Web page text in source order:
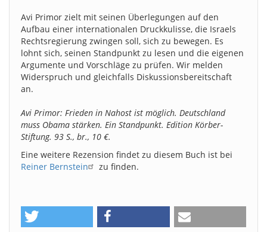
Avi Primor zielt mit seinen Überlegungen auf den
Aufbau einer internationalen Druckkulisse, die Israels
Rechtsregierung zwingen soll, sich zu bewegen. Es
lohnt sich, seinen Standpunkt zu lesen und die eigenen
Argumente und Vorschläge zu prüfen. Wir melden
Widerspruch und gleichfalls Diskussionsbereitschaft
an.
Avi Primor: Frieden in Nahost ist möglich. Deutschland
muss Obama stärken. Ein Standpunkt. Edition Körber-
Stiftung. 93 S., br., 10 €.
Eine weitere Rezension findet zu diesem Buch ist bei
Reiner Bernstein
zu finden.